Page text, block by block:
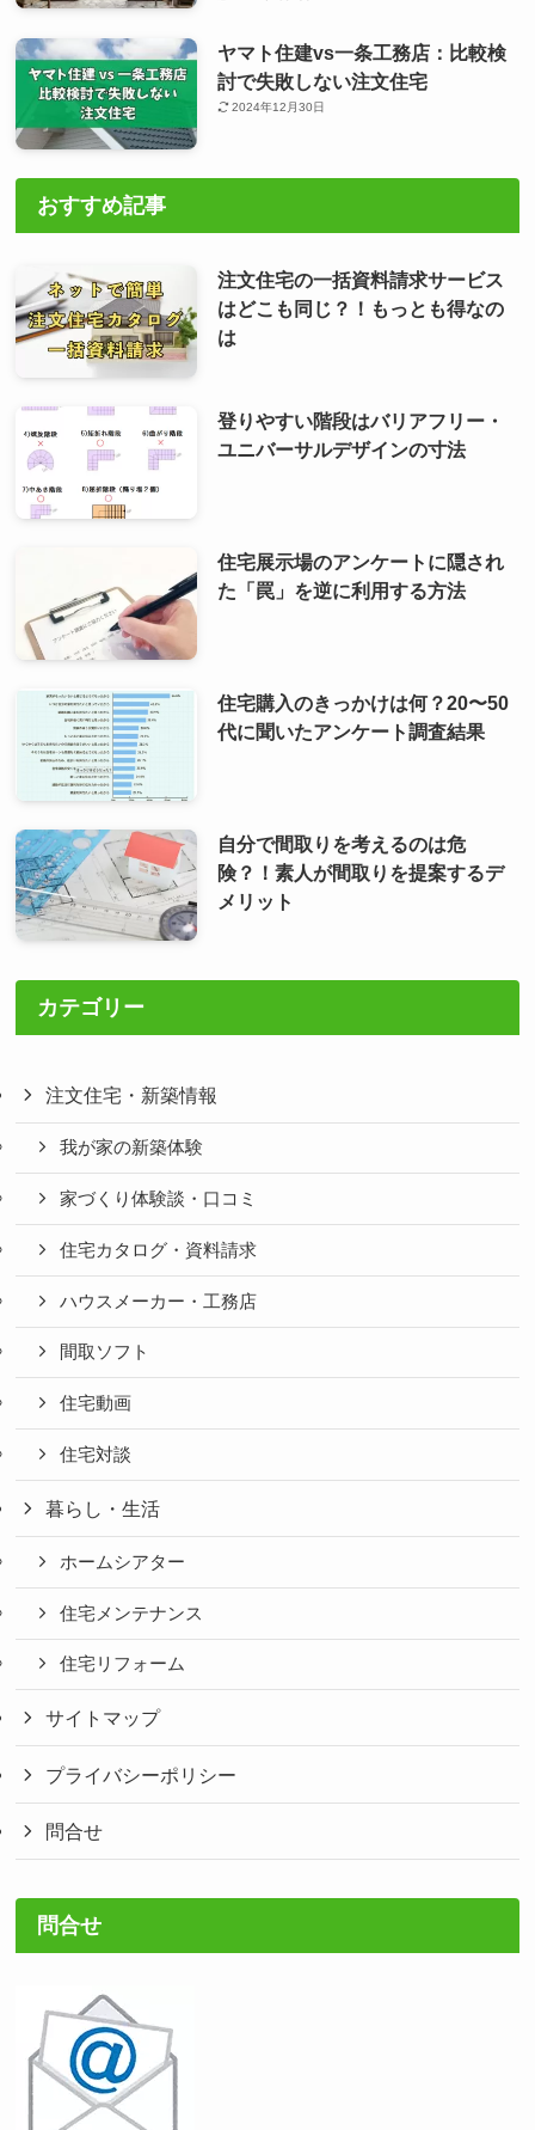
ヤマト住建vs一条工務店：比較検
討で失敗しない注文住宅
2024年12月30日
おすすめ記事
注文住宅の一括資料請求サービス
はどこも同じ？！もっとも得なの
は
登りやすい階段はバリアフリー・
ユニバーサルデザインの寸法
住宅展示場のアンケートに隠され
た「罠」を逆に利用する方法
住宅購入のきっかけは何？20〜50
代に聞いたアンケート調査結果
自分で間取りを考えるのは危
険？！素人が間取りを提案するデ
メリット
カテゴリー
注文住宅・新築情報
我が家の新築体験
家づくり体験談・口コミ
住宅カタログ・資料請求
ハウスメーカー・工務店
間取ソフト
住宅動画
住宅対談
暮らし・生活
ホームシアター
住宅メンテナンス
住宅リフォーム
サイトマップ
プライバシーポリシー
問合せ
問合せ